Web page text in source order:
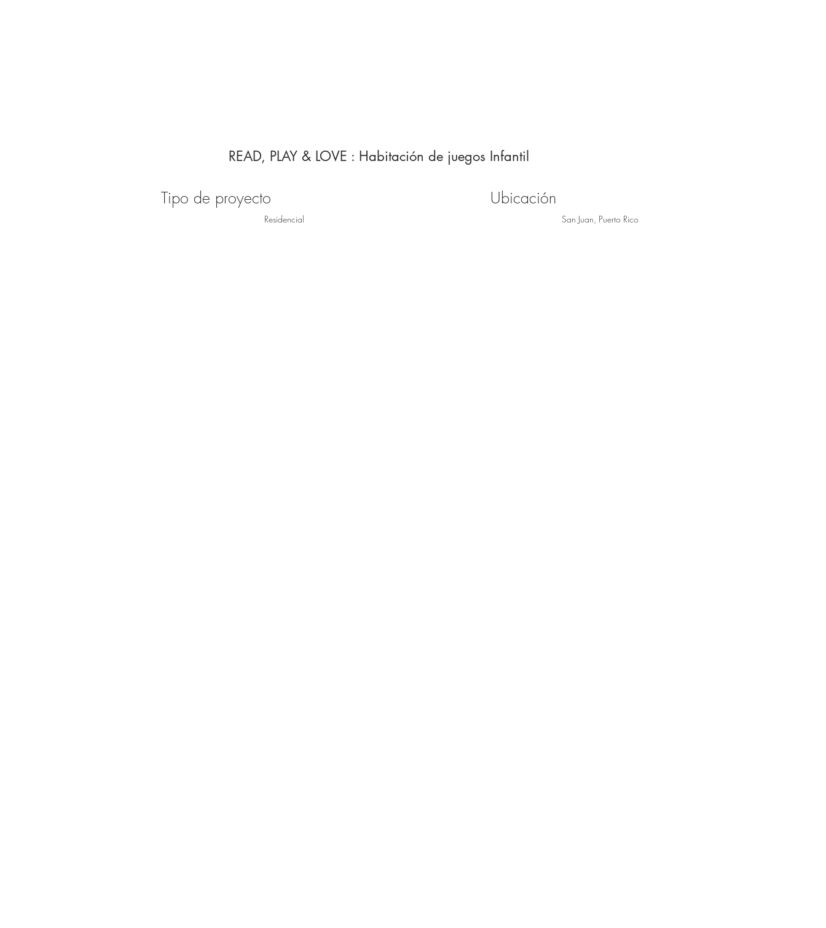
READ, PLAY & LOVE : Habitación de juegos Infantil
Tipo de proyecto
Residencial
Ubicación
San Juan, Puerto Rico